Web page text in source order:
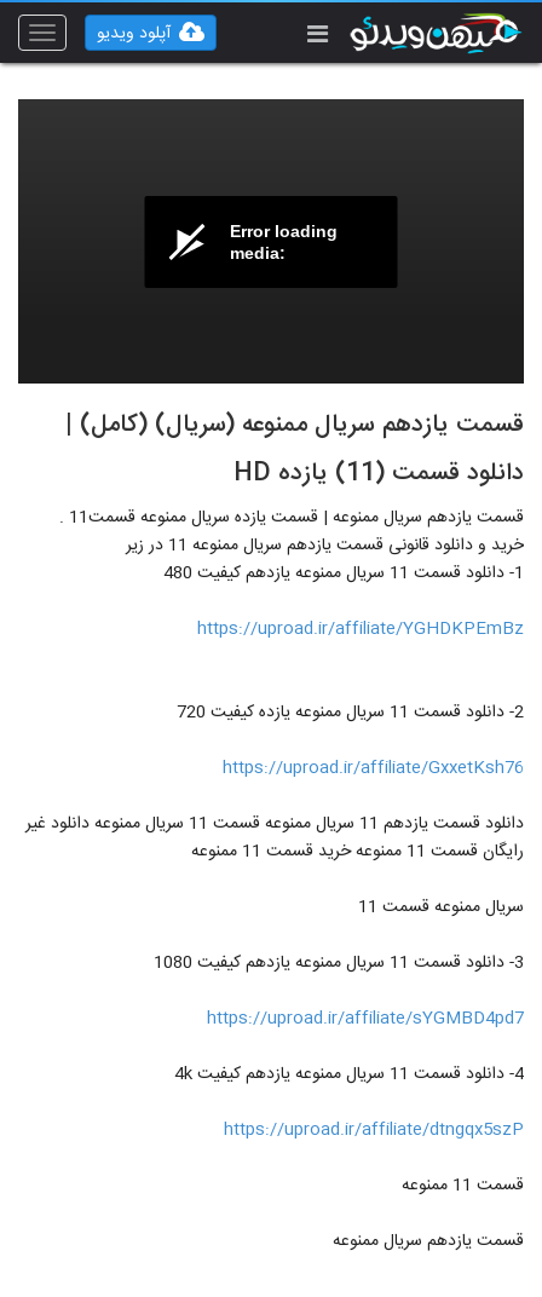
Toggle
آپلود ویدیو
Error loading
media:
قسمت یازدهم سریال ممنوعه (سریال) (کامل) |
دانلود قسمت (11) یازده HD
قسمت یازدهم سریال ممنوعه | قسمت یازده سریال ممنوعه قسمت11 .
خرید و دانلود قانونی قسمت یازدهم سریال ممنوعه 11 در زیر
1- دانلود قسمت 11 سریال ممنوعه یازدهم کیفیت 480
https://uproad.ir/affiliate/YGHDKPEmBz
2- دانلود قسمت 11 سریال ممنوعه یازده کیفیت 720
https://uproad.ir/affiliate/GxxetKsh76
دانلود قسمت یازدهم 11 سریال ممنوعه قسمت 11 سریال ممنوعه دانلود غیر
رایگان قسمت 11 ممنوعه خرید قسمت 11 ممنوعه
سریال ممنوعه قسمت 11
3- دانلود قسمت 11 سریال ممنوعه یازدهم کیفیت 1080
https://uproad.ir/affiliate/sYGMBD4pd7
4- دانلود قسمت 11 سریال ممنوعه یازدهم کیفیت 4k
https://uproad.ir/affiliate/dtngqx5szP
قسمت 11 ممنوعه
قسمت یازدهم سریال ممنوعه